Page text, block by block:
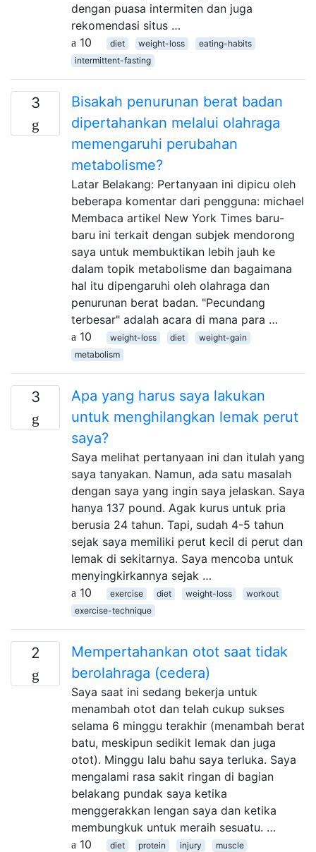
dengan puasa intermiten dan juga
rekomendasi situs …
10
diet weight-loss
eating-habits
intermittent-fasting
3
Bisakah penurunan berat badan
dipertahankan melalui olahraga
memengaruhi perubahan
metabolisme?
Latar Belakang: Pertanyaan ini dipicu oleh
beberapa komentar dari pengguna: michael
Membaca artikel New York Times baru-
baru ini terkait dengan subjek mendorong
saya untuk membuktikan lebih jauh ke
dalam topik metabolisme dan bagaimana
hal itu dipengaruhi oleh olahraga dan
penurunan berat badan. "Pecundang
terbesar" adalah acara di mana para …
10
weight-loss diet
weight-gain
metabolism
3
Apa yang harus saya lakukan
untuk menghilangkan lemak perut
saya?
Saya melihat pertanyaan ini dan itulah yang
saya tanyakan. Namun, ada satu masalah
dengan saya yang ingin saya jelaskan. Saya
hanya 137 pound. Agak kurus untuk pria
berusia 24 tahun. Tapi, sudah 4-5 tahun
sejak saya memiliki perut kecil di perut dan
lemak di sekitarnya. Saya mencoba untuk
menyingkirkannya sejak …
10
exercise diet weight-loss
workout
exercise-technique
2
Mempertahankan otot saat tidak
berolahraga (cedera)
Saya saat ini sedang bekerja untuk
menambah otot dan telah cukup sukses
selama 6 minggu terakhir (menambah berat
batu, meskipun sedikit lemak dan juga
otot). Minggu lalu bahu saya terluka. Saya
mengalami rasa sakit ringan di bagian
belakang pundak saya ketika
menggerakkan lengan saya dan ketika
membungkuk untuk meraih sesuatu. …
10
diet protein injury muscle